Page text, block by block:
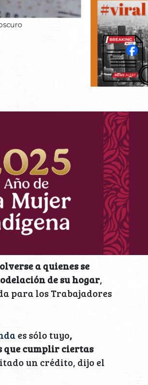
a quienes se
de su hogar,
para los Trabajadores
es sólo tuyo,
que cumplir ciertas
un crédito, dijo el